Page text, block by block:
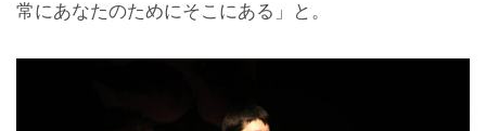
常にあなたのためにそこにある」と。